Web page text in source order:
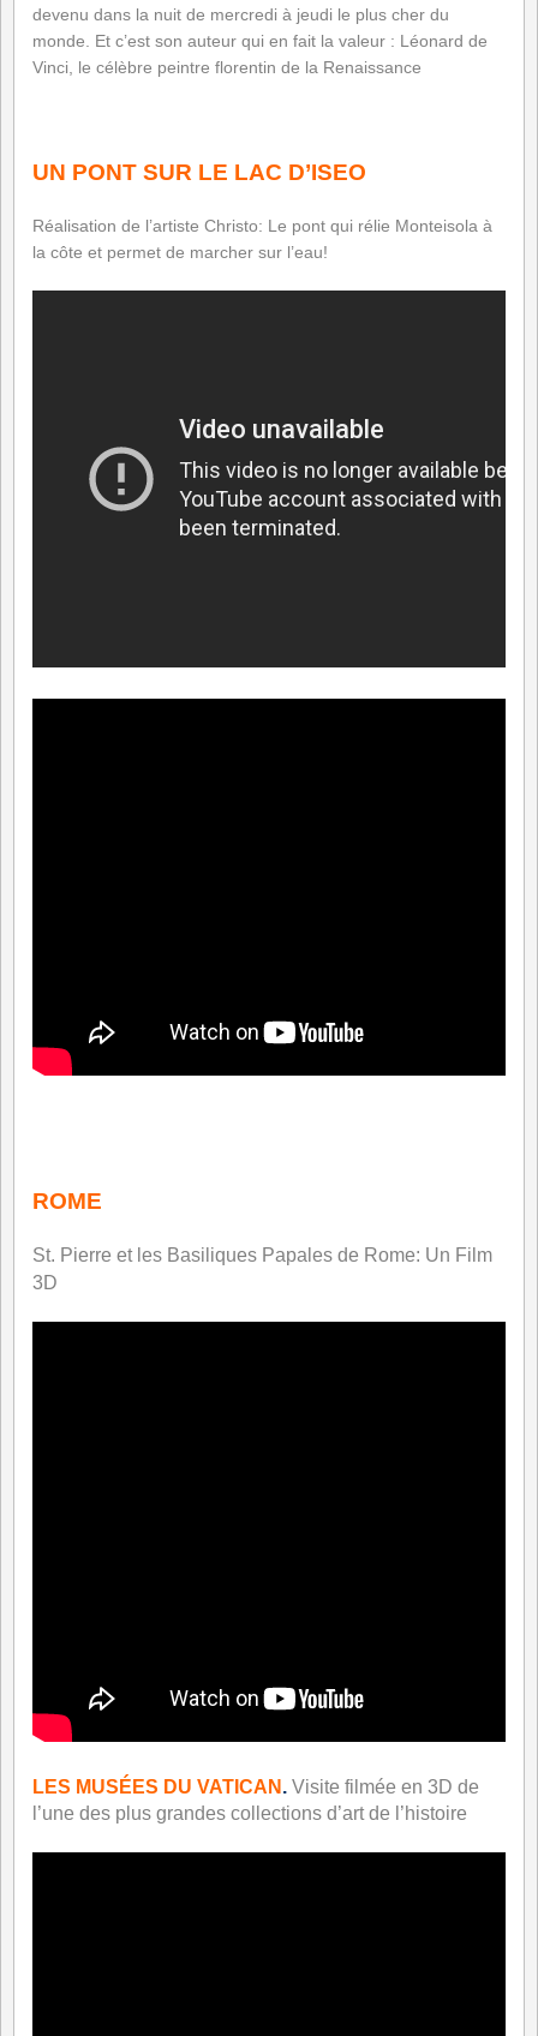
devenu dans la nuit de mercredi à jeudi le plus cher du
monde. Et c’est son auteur qui en fait la valeur : Léonard de
Vinci, le célèbre peintre florentin de la Renaissance
UN PONT SUR LE LAC D’ISEO
Réalisation de l’artiste Christo: Le pont qui rélie Monteisola à
la côte et permet de marcher sur l’eau!
ROME
St. Pierre et les Basiliques Papales de Rome: Un Film
3D
LES MUSÉES DU VATICAN . Visite filmée en 3D de
l’une des plus grandes collections d’art de l’histoire